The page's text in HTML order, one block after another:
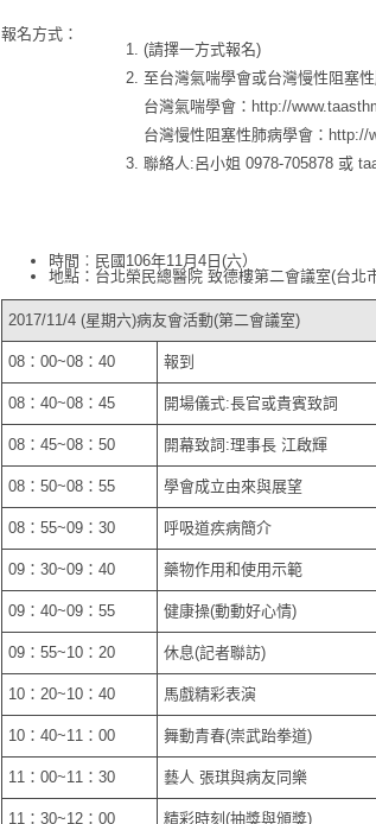
報名方式：
(請擇一方式報名)
至台灣氣喘學會或台灣慢性阻塞
台灣氣喘學會： http://
台灣慢性阻塞性肺病學會： http://
聯絡人:呂小姐 0978-705878 或
時間︰民國106年11月4日(六）
地點：台北榮民總醫院 致德樓第二會議室(台北
2017/11/4 (星期六)病友會活動(第二會議室)
08：00~08：40 報到
08：40~08：45 開場儀式:長官或貴賓致詞
08：45~08：50 閞幕致詞:理事長 江啟輝
08：50~08：55 學會成立由來與展望
08：55~09：30 呼吸道疾病簡介
09：30~09：40 藥物作用和使用示範
09：40~09：55 健康操(動動好心情)
09：55~10：20 休息(記者聯訪)
10：20~10：40 馬戲精彩表演
10：40~11：00 舞動青春(崇武跆拳道)
11：00~11：30 藝人 張琪與病友同樂
11：30~12：00 精彩時刻(抽獎與頒獎)